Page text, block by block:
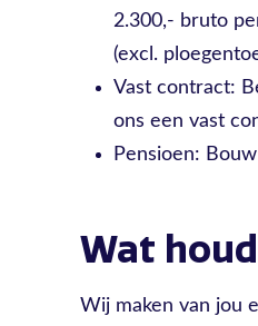
2.300,- bruto
(excl.
Vast contract:
ons een vast
Pensioen:
Wat
Wij maken van jou